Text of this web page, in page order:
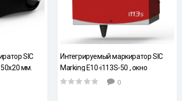
SIC
мм.
Интегрируемый маркиратор SIC
Marking E10-i113S-50 , окно
110х60мм, прочерчивание,
0